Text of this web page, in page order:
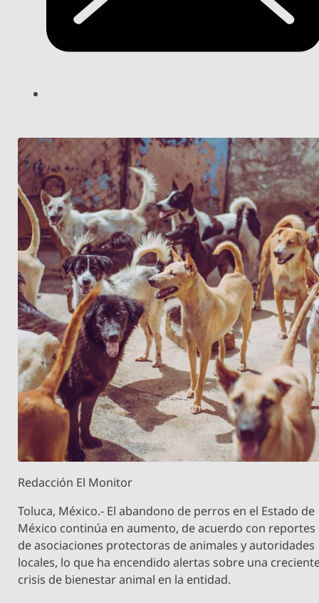
Redacción El Monitor
Toluca, México.- El abandono de perros en el Estado de
México continúa en aumento, de acuerdo con reportes
de asociaciones protectoras de animales y autoridades
locales, lo que ha encendido alertas sobre una
crisis de bienestar animal en la entidad.